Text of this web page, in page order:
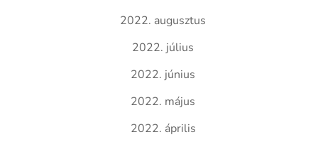
2022. augusztus
2022. július
2022. június
2022. május
2022. április